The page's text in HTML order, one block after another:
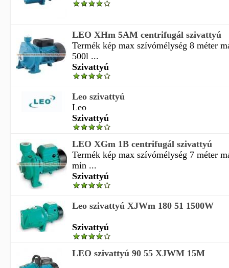
LEO XHm 5AM centrifugál szivattyú
Termék kép max szívómélység 8 méter
500l ...
Szivattyú
Leo szivattyú
Leo
Szivattyú
LEO XGm 1B centrifugál szivattyú
Termék kép max szívómélység 7 méter
min ...
Szivattyú
Leo szivattyú XJWm 180 51 1500W
Szivattyú
LEO szivattyú 90 55 XJWM 15M